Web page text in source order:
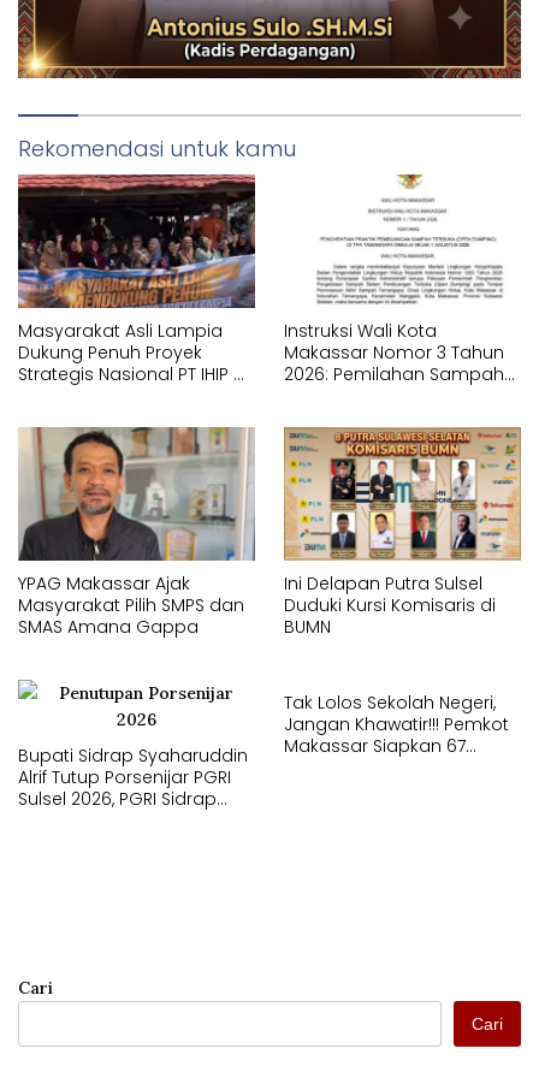
Rekomendasi untuk kamu
Masyarakat Asli Lampia
Dukung Penuh Proyek
Strategis Nasional PT IHIP di
Instruksi Wali Kota
Makassar Nomor 3 Tahun
2026: Pemilahan Sampah
YPAG Makassar Ajak
Masyarakat Pilih SMPS dan
SMAS Amana Gappa
Ini Delapan Putra Sulsel
Duduki Kursi Komisaris di
BUMN
Bupati Sidrap Syaharuddin
Alrif Tutup Porsenijar PGRI
Sulsel 2026, PGRI Sidrap
Tak Lolos Sekolah Negeri,
Jangan Khawatir!!! Pemkot
Makassar Siapkan 67
Cari
Cari